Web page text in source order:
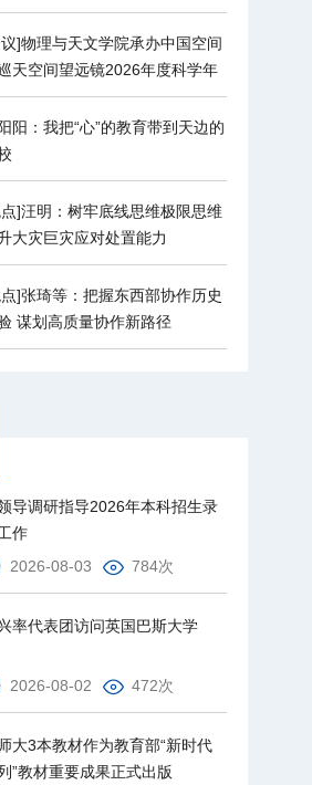
]物理与天文学院承办中国空间
天空间望远镜2026年度科学年
阳：我把“心”的教育带到天边的
]汪明：树牢底线思维极限思维
大灾巨灾应对处置能力
]张琦等：把握东西部协作历史
谋划高质量协作新路径
导调研指导2026年本科招生录
作
2026-08-03
784次
率代表团访问英国巴斯大学
2026-08-02 472次
大3本教材作为教育部“新时代
”教材重要成果正式出版